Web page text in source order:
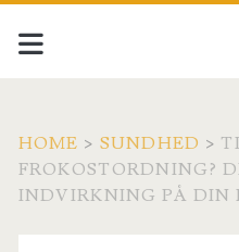
HOME > SUNDHED >
FROKOSTORDNING?
INDVIRKNING PÅ DIN